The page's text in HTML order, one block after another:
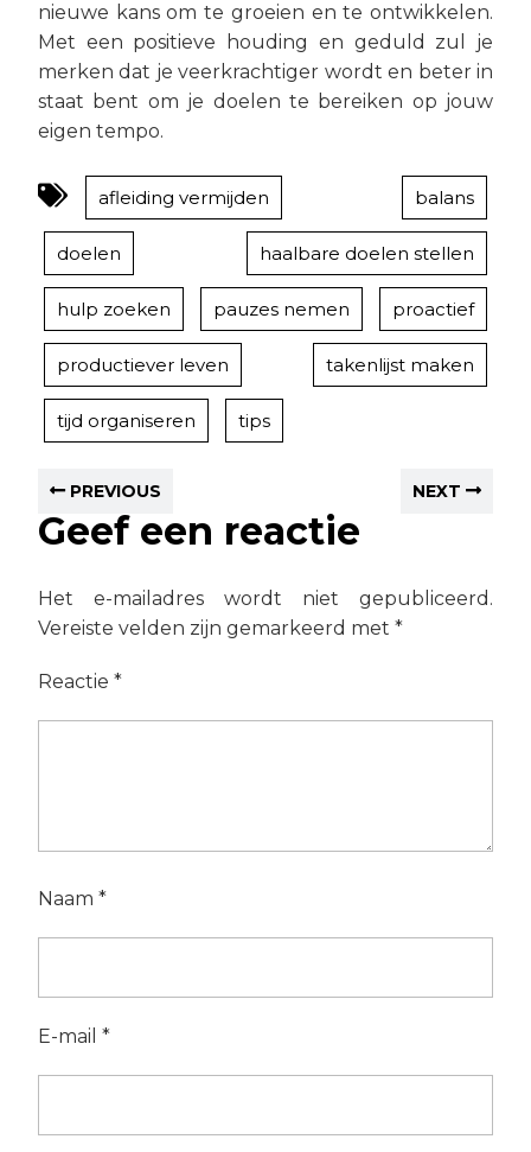
nieuwe kans om te groeien en te ontwikkelen.
Met een positieve houding en geduld zul je
merken dat je veerkrachtiger wordt en beter in
staat bent om je doelen te bereiken op jouw
eigen tempo.
afleiding vermijden balans
doelen haalbare doelen stellen
hulp zoeken pauzes nemen proactief
productiever leven takenlijst maken
tijd organiseren tips
PREVIOUS NEXT
Geef een reactie
Het e-mailadres wordt niet gepubliceerd.
Vereiste velden zijn gemarkeerd met *
Reactie *
Naam *
E-mail *